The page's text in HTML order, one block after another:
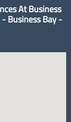
At Business
Business Bay -